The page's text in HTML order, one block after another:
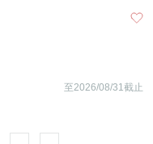
至2026/08/31截止